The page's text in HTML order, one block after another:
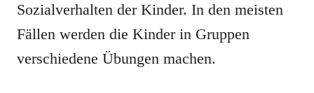
Sozialverhalten der Kinder. In den meisten
Fällen werden die Kinder in Gruppen
verschiedene Übungen machen.